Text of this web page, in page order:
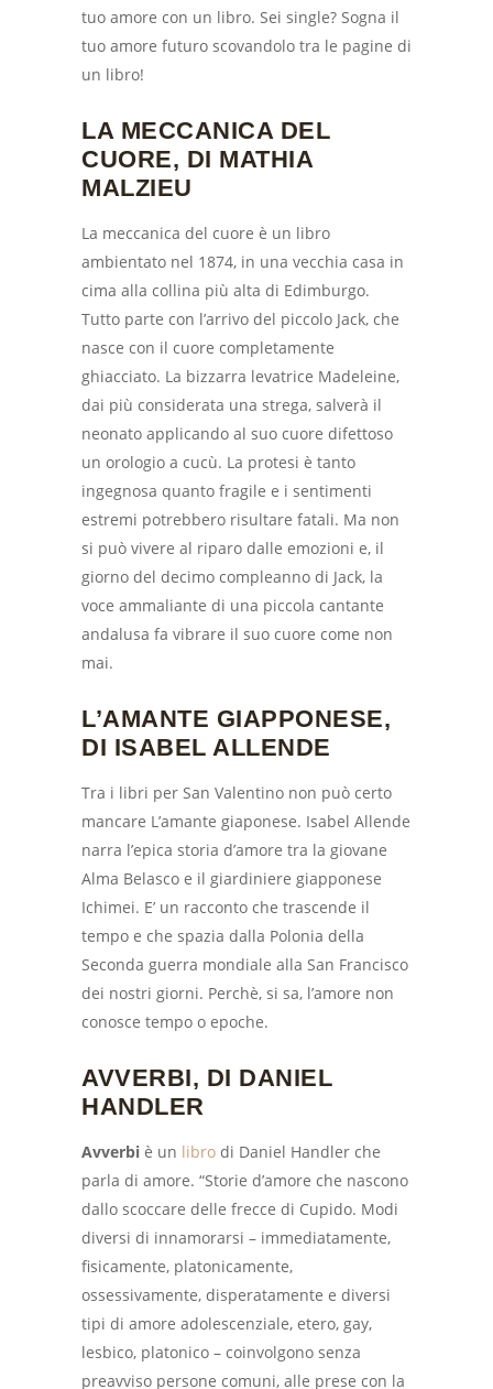
tuo amore con un libro. Sei single? Sogna il
tuo amore futuro scovandolo tra le pagine di
un libro!
LA MECCANICA DEL
CUORE, DI MATHIA
MALZIEU
La meccanica del cuore è un libro
ambientato nel 1874, in una vecchia casa in
cima alla collina più alta di Edimburgo.
Tutto parte con l’arrivo del piccolo Jack, che
nasce con il cuore completamente
ghiacciato. La bizzarra levatrice Madeleine,
dai più considerata una strega, salverà il
neonato applicando al suo cuore difettoso
un orologio a cucù. La protesi è tanto
ingegnosa quanto fragile e i sentimenti
estremi potrebbero risultare fatali. Ma non
si può vivere al riparo dalle emozioni e, il
giorno del decimo compleanno di Jack, la
voce ammaliante di una piccola cantante
andalusa fa vibrare il suo cuore come non
mai.
L’AMANTE GIAPPONESE,
DI ISABEL ALLENDE
Tra i libri per San Valentino non può certo
mancare L’amante giaponese. Isabel Allende
narra l’epica storia d’amore tra la giovane
Alma Belasco e il giardiniere giapponese
Ichimei. E’ un racconto che trascende il
tempo e che spazia dalla Polonia della
Seconda guerra mondiale alla San Francisco
dei nostri giorni. Perchè, si sa, l’amore non
conosce tempo o epoche.
AVVERBI, DI DANIEL
HANDLER
Avverbi è un libro di Daniel Handler che
parla di amore. “Storie d’amore che nascono
dallo scoccare delle frecce di Cupido. Modi
diversi di innamorarsi – immediatamente,
fisicamente, platonicamente,
ossessivamente, disperatamente e diversi
tipi di amore adolescenziale, etero, gay,
lesbico, platonico – coinvolgono senza
preavviso persone comuni, alle prese con la